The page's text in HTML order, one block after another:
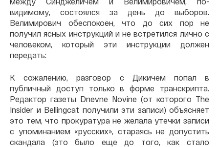
видимому, состоялся за день до выборов.
Велимирович обеспокоен, что до сих пор не
получил ясных инструкций и не встретился лично с
человеком, который эти инструкции должен
передать:
К сожалению, разговор с Дикичем попал в
публичный доступ только в форме транскрипта.
Редактор газеты Dnevne Novine (от которого The
Insider и Bellingcat получили эти записи) объясняет
это тем, что прокуратура не желала утечки записи
с упоминанием «русских», стараясь не допустить
скандала (это было еще до того, как стало